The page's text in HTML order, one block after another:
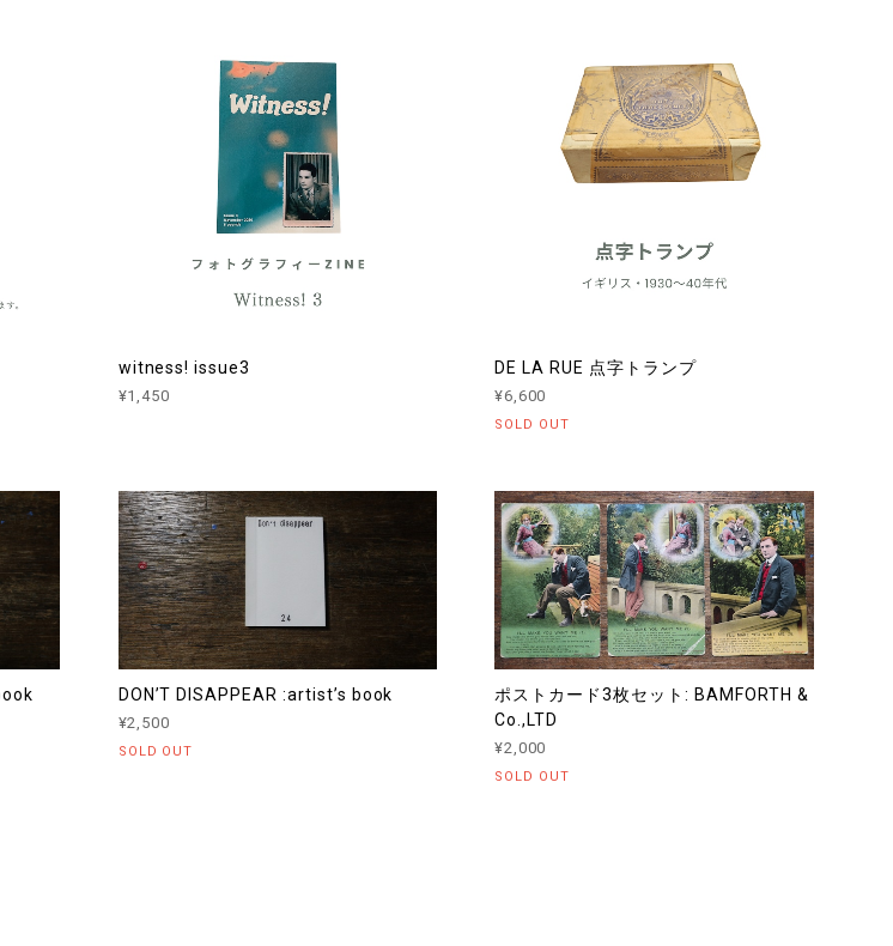
witness! issue3
¥1,450
DE LA RUE 点字トランプ
¥6,600
SOLD OUT
DON’T DISAPPEAR :artist’s book
¥2,500
SOLD OUT
ポストカード3枚セット: BAMFORTH &
Co.,LTD
¥2,000
SOLD OUT